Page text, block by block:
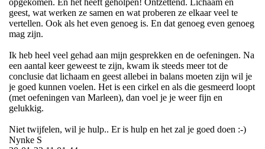
geest, wat werken ze samen en wat proberen ze elkaar veel te
vertellen. Ook als het even genoeg is. En dat genoeg even genoeg
mag zijn.
Ik heb heel veel gehad aan mijn gesprekken en de oefeningen. Na
een aantal keer geweest te zijn, kwam ik steeds meer tot de
conclusie dat lichaam en geest allebei in balans moeten zijn wil je
je goed kunnen voelen. Het is een cirkel en als die gesmeerd loopt
(met oefeningen van Marleen), dan voel je je weer fijn en
gelukkig.
Niet twijfelen, wil je hulp.. Er is hulp en het zal je goed doen :-)
Nynke S